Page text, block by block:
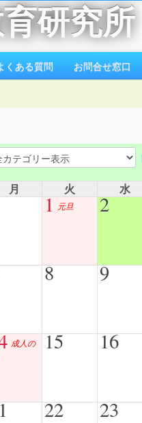
研究所
くある質問 お問合せ窓口
月 火 水
1 元旦 2
8 9
成人の
15 16
22 23